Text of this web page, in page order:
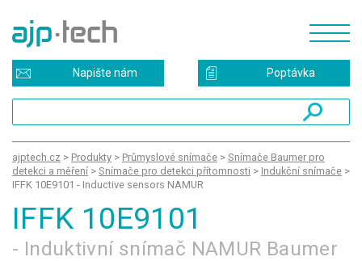
Poptávka
Napište nám
ajptech.cz > Produkty > Průmyslové snímače > Snímače Baumer pro
detekci a měření > Snímače pro detekci přítomnosti > Indukční snímače >
IFFK 10E9101 - Inductive sensors NAMUR
IFFK 10E9101
- Induktivní snímač NAMUR Baumer